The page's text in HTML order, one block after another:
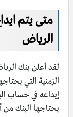
متى يتم
الرياض
لقد أعلن بنك
الزمنية التي
إيداعه في حساب
يحتاجها البنك من